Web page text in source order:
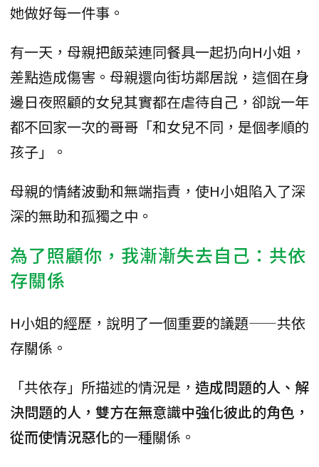
她做好每一件事。
有一天，母親把飯菜連同餐具一起扔向H小姐，
差點造成傷害。母親還向街坊鄰居說，這個在身
邊日夜照顧的女兒其實都在虐待自己，卻說一年
都不回家一次的哥哥「和女兒不同，是個孝順的
孩子」。
母親的情緒波動和無端指責，使H小姐陷入了深
深的無助和孤獨之中。
為了照顧你，我漸漸失去自己：共依
存關係
H小姐的經歷，說明了一個重要的議題——共依
存關係。
「共依存」所描述的情況是， 造成問題的人、解
決問題的人，雙方在無意識中強化彼此的角色，
從而使情況惡化的一種關係。